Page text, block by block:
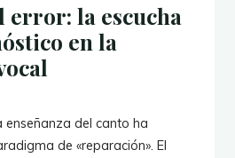
error: la escucha
en la
enseñanza del canto ha
de «reparación». El